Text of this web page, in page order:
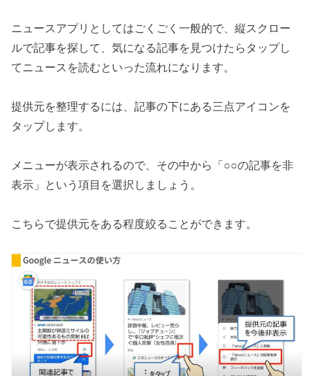
ニュースアプリとしてはごくごく一般的で、縦スクロー
ルで記事を探して、気になる記事を見つけたらタップし
てニュースを読むといった流れになります。
提供元を整理するには、記事の下にある三点アイコンを
タップします。
メニューが表示されるので、その中から「○○の記事を非
表示」という項目を選択しましょう。
こちらで提供元をある程度絞ることができます。